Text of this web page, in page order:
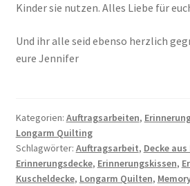
Kinder sie nutzen. Alles Liebe für
Und ihr alle seid ebenso herzlich
eure Jennifer
Kategorien: Auftragsarbeiten,
Longarm Quilting
Schlagwörter: Auftragsarbeit, Decke
Erinnerungsdecke, Erinnerungskissen,
Kuscheldecke, Longarm Quilten,